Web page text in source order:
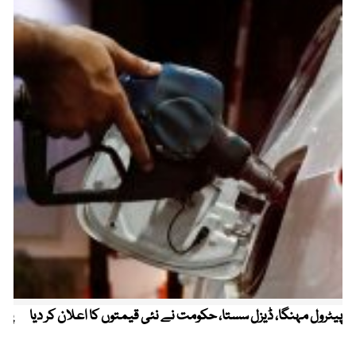
پیٹرول مہنگا، ڈیزل سستا، حکومت نے نئی قیمتوں کا اعلان کر دیا